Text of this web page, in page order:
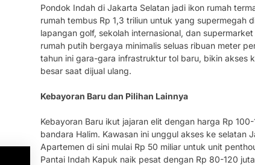
Pondok Indah di Jakarta Selatan jadi ikon rumah
rumah tembus Rp 1,3 triliun untuk yang supermegah
lapangan golf, sekolah internasional, dan
rumah putih bergaya minimalis seluas ribuan meter
tahun ini gara-gara infrastruktur tol baru, bikin akses
besar saat dijual ulang.
Kebayoran Baru dan Pilihan Lainnya
Kebayoran Baru ikut jajaran elit dengan harga Rp
bandara Halim. Kawasan ini unggul akses ke
Apartemen di sini mulai Rp 50 miliar untuk unit
Pantai Indah Kapuk naik pesat dengan Rp 80-120